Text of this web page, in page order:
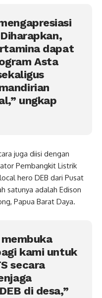
dapat
Asta
ungkap
juga diisi dengan
Pembangkit Listrik
hero DEB dari Pusat
satunya adalah Edison
Papua Barat Daya.
kami untuk
secara
di desa,”